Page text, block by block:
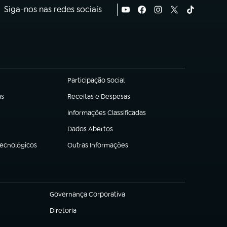
Siga-nos nas redes sociais
Participação Social
(abre em nova aba)
Receitas e Despesas
(abre em nova aba)
Informações Classificadas
(abre em nova aba)
Dados Abertos
(abre em nova aba)
Outras Informações
(abre em nova aba)
Governança Corporativa
(abre em nova aba)
Diretoria
(abre em nova aba)